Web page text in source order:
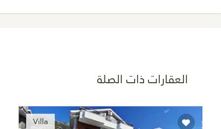
العقارات ذات الصلة
Villa
Recommended